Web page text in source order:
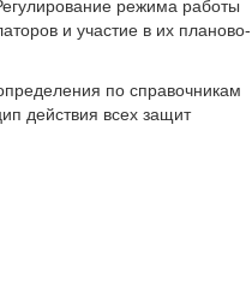
режима работы
и участие в их планово-
по справочникам
действия всех защит